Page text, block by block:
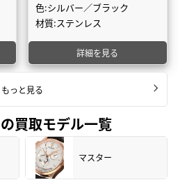
色:シルバー／ブラック
材質:ステンレス
詳細を見る
もっと見る
買取モデル一覧
マスター